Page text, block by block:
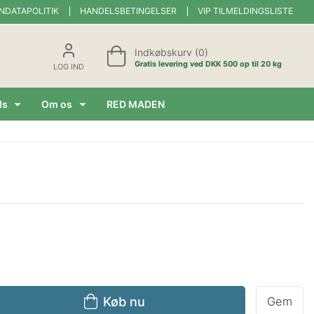
HANDELSBETINGELSER VIP TILMELDINGSLISTE
LOG IND
Indkøbskurv (0)
Gratis levering ved DKK 500 op til 20 kg
Om os RED MADEN
Køb nu Gem